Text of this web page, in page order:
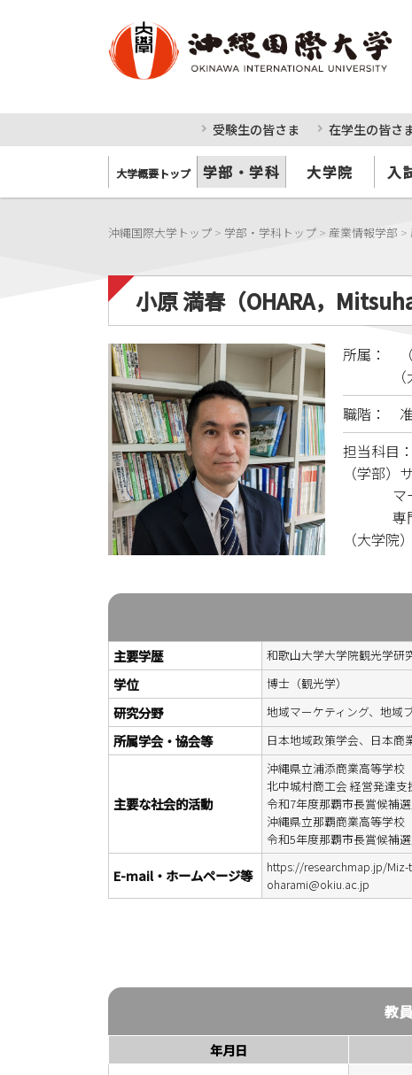
受験生の皆さま 在学生の皆さ
大学概要トップ 学部・学科 大学院 入
沖縄国際大学トップ > 学部・学科トップ > 産業情報学部 >
小原 満春（OHARA，
所属： （
（大学
職階：
担当科目：
（学部）
マーケ
専門演
（大学
主要学歴 和歌山大学大学院観光学研
学位 博士（観光学）
研究分野 地域マーケティング、地域
所属学会・協会等 日本地域政策学会、日本商
主要な社会的活動
沖縄県立浦添商業高等学校
北中城村商工会 経営発達
令和7年度那覇市長賞候補選
沖縄県立那覇商業高等学
令和5年度那覇市長賞候補
E-mail・ホームページ等
https://researchmap.jp/
oharami@okiu.ac.jp
教
年月日